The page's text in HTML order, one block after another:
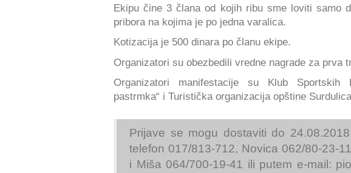
Ekipu čine 3 člana od kojih ribu sme loviti samo
pribora na kojima je po jedna varalica.
Kotizacija je 500 dinara po članu ekipe.
Organizatori su obezbedili vredne nagrade za prva
Organizatori manifestacije su Klub Sportskih
pastrmka“ i Turistička organizacija opštine Surdulica
Prijave se mogu dostaviti do
telefon 017/813-712, Novica 062/80-23-
i Miša 064/700-19-41 ili putem e-mail: